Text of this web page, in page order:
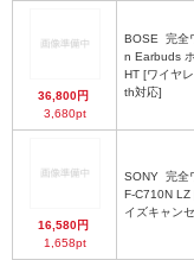
36,800円
3,680pt
BOSE
n Earbuds
HT [ワイヤ
th対応]
16,580円
1,658pt
SONY
F-C710N LZ
イズキャン